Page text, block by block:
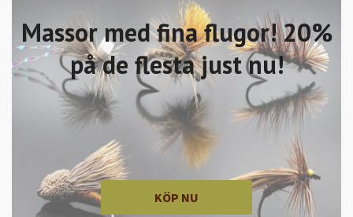
Massor med fina flugor! 20%
på de flesta just nu!
KÖP NU